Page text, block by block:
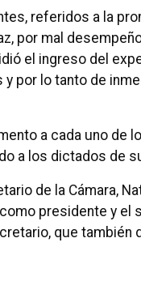
referidos a la
por mal
el ingreso del
por lo tanto de
a cada uno de
a los dictados de
de la Cámara,
presidente y el
que también